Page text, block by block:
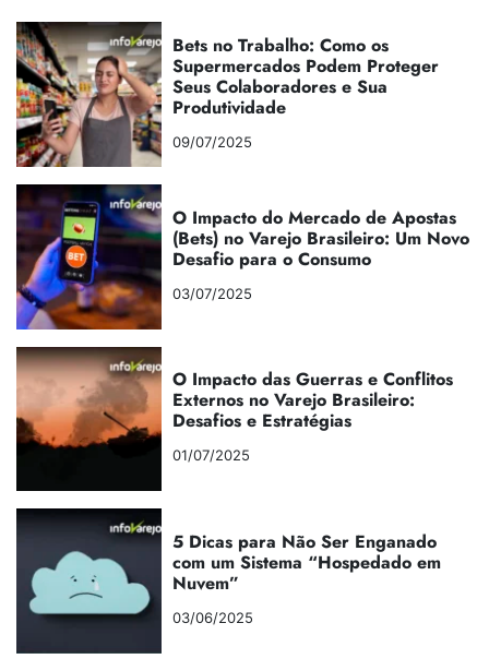
Bets no Trabalho: Como os
Supermercados Podem Proteger
Seus Colaboradores e Sua
Produtividade
09/07/2025
O Impacto do Mercado de Apostas
(Bets) no Varejo Brasileiro: Um Novo
Desafio para o Consumo
03/07/2025
O Impacto das Guerras e Conflitos
Externos no Varejo Brasileiro:
Desafios e Estratégias
01/07/2025
5 Dicas para Não Ser Enganado
com um Sistema “Hospedado em
Nuvem”
03/06/2025